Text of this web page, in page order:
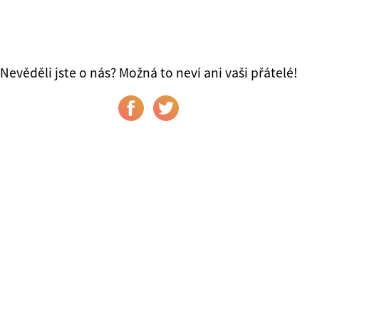
Nevěděli jste o nás? Možná to neví ani vaši přátelé!